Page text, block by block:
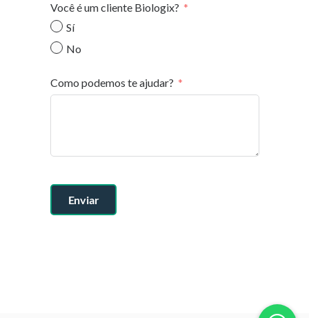
Você é um cliente Biologix?
Sí
No
Como podemos te ajudar?
Enviar